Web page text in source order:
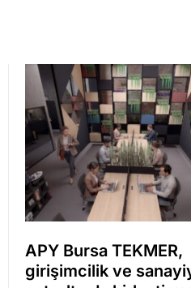
APY Bursa TEKMER,
girişimcilik ve